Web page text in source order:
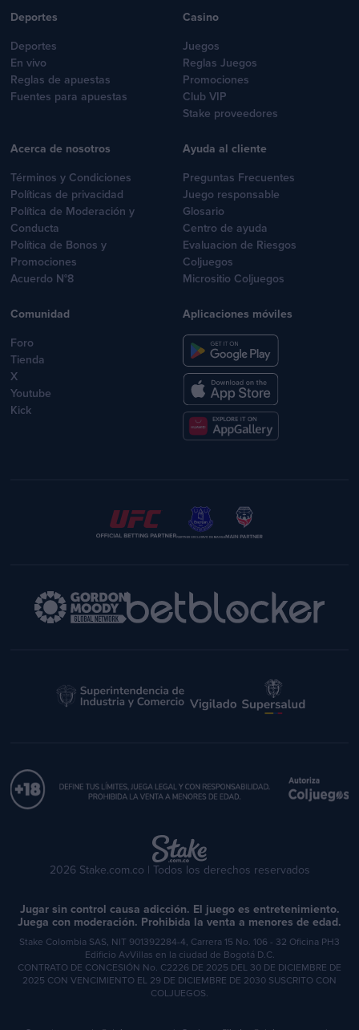
Deportes
Deportes
En vivo
Reglas de apuestas
Fuentes para apuestas
Casino
Juegos
Reglas Juegos
Promociones
Club VIP
Stake proveedores
Acerca de nosotros
Términos y Condiciones
Políticas de privacidad
Política de Moderación y
Conducta
Política de Bonos y
Promociones
Acuerdo N°8
Ayuda al cliente
Preguntas Frecuentes
Juego responsable
Glosario
Centro de ayuda
Evaluacion de Riesgos
Coljuegos
Micrositio Coljuegos
Comunidad
Foro
Tienda
X
Youtube
Kick
Aplicaciones móviles
2026 Stake.com.co | Todos los derechos reservados
Jugar sin control causa adicción. El juego es entretenimiento.
Juega con moderación. Prohibida la venta a menores de edad.
Stake Colombia SAS, NIT 901392284-4, Carrera 15 No. 106 - 32 Oficina PH3
Edificio AvVillas en la ciudad de Bogotá D.C.
CONTRATO DE CONCESIÓN No. C2226 DE 2025 DEL 30 DE DICIEMBRE DE
2025 CON VENCIMIENTO EL 29 DE DICIEMBRE DE 2030 SUSCRITO CON
COLJUEGOS.